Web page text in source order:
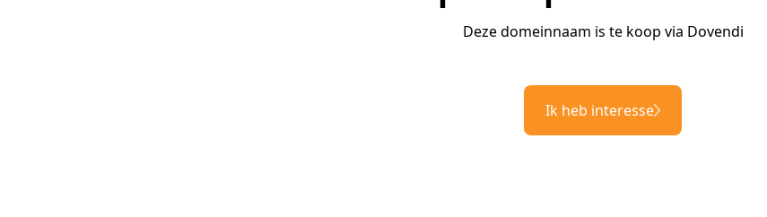
Deze domeinnaam is te koop via Dovendi
Ik heb interesse